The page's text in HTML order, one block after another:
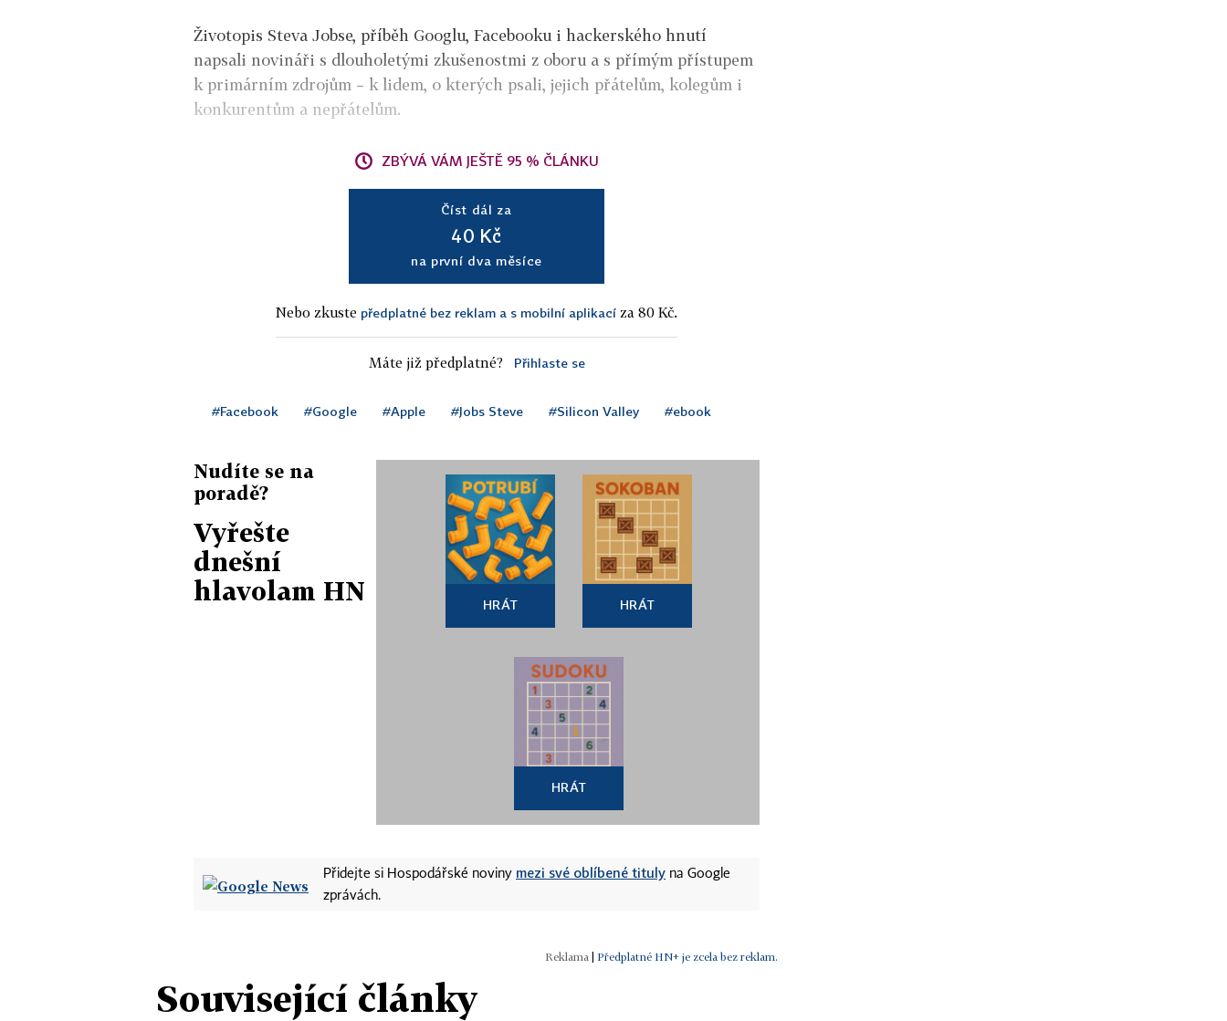
Životopis Steva Jobse, příběh Googlu, Facebooku i hackerského hnutí
napsali novináři s dlouholetými zkušenostmi z oboru a s přímým přístupem
k primárním zdrojům – k lidem, o kterých psali, jejich přátelům, kolegům i
konkurentům a nepřátelům.
ZBÝVÁ VÁM JEŠTĚ 95 % ČLÁNKU
Číst dál za
40 Kč
na první dva měsíce
Nebo zkuste předplatné bez reklam a s mobilní aplikací za 80 Kč.
Máte již předplatné? Přihlaste se
#Facebook #Google #Apple #Jobs Steve #Silicon Valley #ebook
Nudíte se na
poradě?
Vyřešte
dnešní
hlavolam HN
HRÁT HRÁT
HRÁT
Přidejte si Hospodářské noviny mezi své oblíbené tituly na Google
zprávách.
| Předplatné HN+ je zcela bez reklam.
Související články